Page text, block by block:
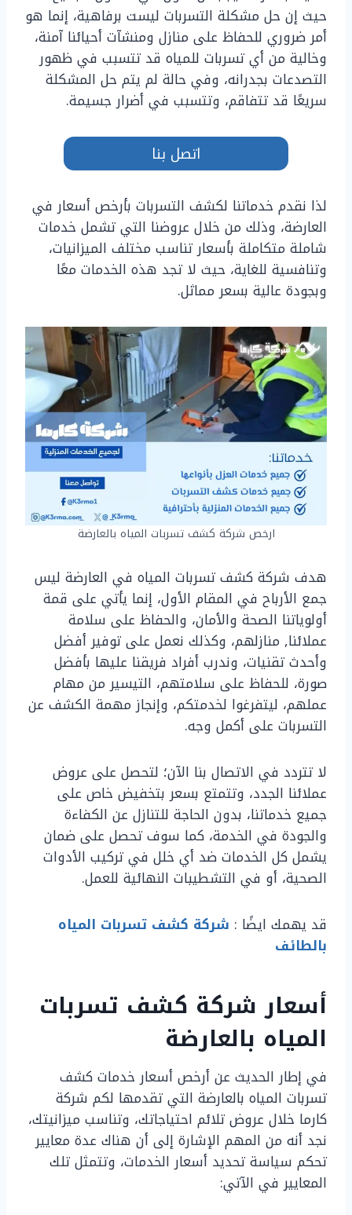
حيث إن حل مشكلة التسربات ليست برفاهية، إنما هو
أمر ضروري للحفاظ على منازل ومنشآت أحيائنا آمنة،
وخالية من أي تسربات للمياه قد تتسبب في ظهور
التصدعات بجدرانه، وفي حالة لم يتم حل المشكلة
سريعًا قد تتفاقم، وتتسبب في أضرار جسيمة.
اتصل بنا
لذا نقدم خدماتنا لكشف التسربات بأرخص أسعار في
العارضة، وذلك من خلال عروضنا التي تشمل خدمات
شاملة متكاملة بأسعار تناسب مختلف الميزانيات،
وتنافسية للغاية، حيث لا تجد هذه الخدمات معًا
وبجودة عالية بسعر مماثل.
ارخص شركة كشف تسربات المياه بالعارضة
هدف شركة كشف تسربات المياه في العارضة ليس
جمع الأرباح في المقام الأول، إنما يأتي على قمة
أولوياتنا الصحة والأمان، والحفاظ على سلامة
عملائنا, منازلهم، وكذلك نعمل على توفير أفضل
وأحدث تقنيات، وندرب أفراد فريقنا عليها بأفضل
صورة، للحفاظ على سلامتهم، التيسير من مهام
عملهم، ليتفرغوا لخدمتكم، وإنجاز مهمة الكشف عن
التسربات على أكمل وجه.
لا تتردد في الاتصال بنا الآن؛ لتحصل على عروض
عملائنا الجدد، وتتمتع بسعر بتخفيض خاص على
جميع خدماتنا، بدون الحاجة للتنازل عن الكفاءة
والجودة في الخدمة، كما سوف تحصل على ضمان
يشمل كل الخدمات ضد أي خلل في تركيب الأدوات
الصحية، أو في التشطيبات النهائية للعمل.
قد يهمك ايضًا : شركة كشف تسربات المياه
بالطائف
أسعار شركة كشف تسربات
المياه بالعارضة
في إطار الحديث عن أرخص أسعار خدمات كشف
تسربات المياه بالعارضة التي تقدمها لكم شركة
كارما خلال عروض تلائم احتياجاتك، وتناسب ميزانيتك،
نجد أنه من المهم الإشارة إلى أن هناك عدة معايير
تحكم سياسة تحديد أسعار الخدمات، وتتمثل تلك
المعايير في الآتي: